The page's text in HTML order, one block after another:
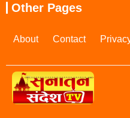
Other Pages
About Contact